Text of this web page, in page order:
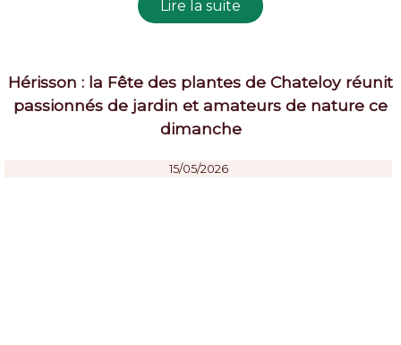
Hérisson : la Fête des plantes de Chateloy réunit
passionnés de jardin et amateurs de nature ce
dimanche
15/05/2026